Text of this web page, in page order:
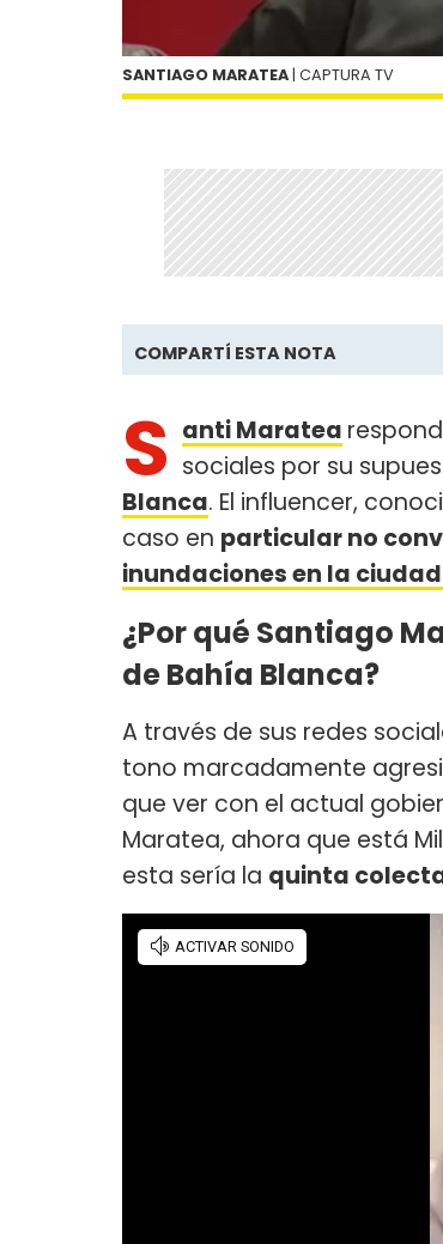
SANTIAGO MARATEA | CAPTURA TV
COMPARTÍ ESTA NOTA
S anti Maratea
sociales por su
Blanca. El influencer,
caso en particular no
inundaciones en la
¿Por qué Santiago
de Bahía Blanca?
A través de sus redes
tono marcadamente
que ver con el actual
Maratea, ahora que está
esta sería la quinta